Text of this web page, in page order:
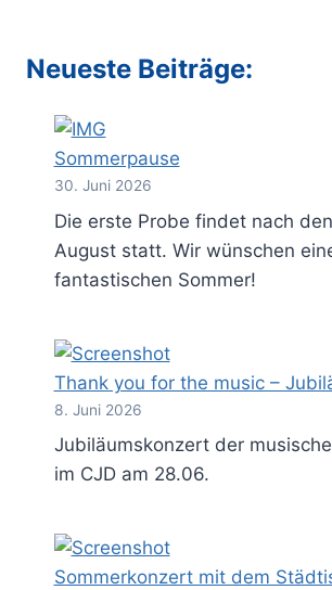
Neueste Beiträge:
Sommerpause
30. Juni 2026
Die erste Probe findet nach
August statt. Wir wünschen
fantastischen Sommer!
Thank you for the music –
8. Juni 2026
Jubiläumskonzert der
im CJD am 28.06.
Sommerkonzert mit dem